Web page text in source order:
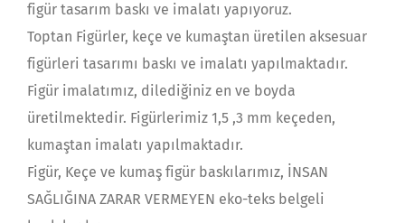
figür tasarım baskı ve imalatı yapıyoruz.
Toptan Figürler, keçe ve kumaştan üretilen aksesuar
figürleri tasarımı baskı ve imalatı yapılmaktadır.
Figür imalatımız, dilediğiniz en ve boyda
üretilmektedir. Figürlerimiz 1,5 ,3 mm keçeden,
kumaştan imalatı yapılmaktadır.
Figür, Keçe ve kumaş figür baskılarımız, İNSAN
SAĞLIĞINA ZARAR VERMEYEN eko-teks belgeli